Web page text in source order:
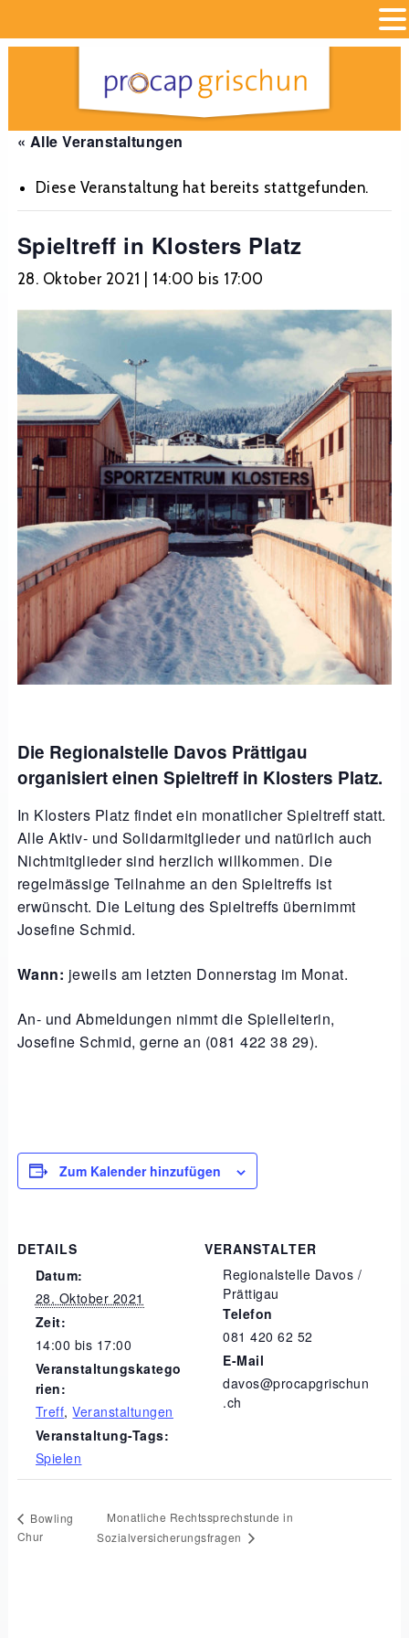
« Alle Veranstaltungen
Diese Veranstaltung hat bereits stattgefunden.
Spieltreff in Klosters Platz
28. Oktober 2021 | 14:00 bis 17:00
Die Regionalstelle Davos Prättigau
organisiert einen Spieltreff in Klosters Platz.
In Klosters Platz findet ein monatlicher Spieltreff statt.
Alle Aktiv- und Solidarmitglieder und natürlich auch
Nichtmitglieder sind herzlich willkommen. Die
regelmässige Teilnahme an den Spieltreffs ist
erwünscht. Die Leitung des Spieltreffs übernimmt
Josefine Schmid.
Wann: jeweils am letzten Donnerstag im Monat.
An- und Abmeldungen nimmt die Spielleiterin,
Josefine Schmid, gerne an (081 422 38 29).
Zum Kalender hinzufügen
DETAILS
Datum:
28. Oktober 2021
Zeit:
14:00 bis 17:00
Veranstaltungskatego
rien:
Treff,Veranstaltungen
Veranstaltung-Tags:
Spielen
VERANSTALTER
Regionalstelle Davos /
Prättigau
Telefon
081 420 62 52
E-Mail
davos@procapgrischun
.ch
Bowling
Chur
Monatliche Rechtssprechstunde in
Sozialversicherungsfragen